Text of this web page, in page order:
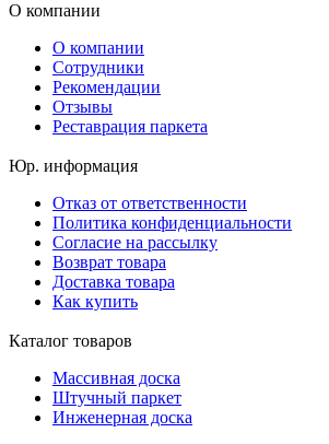
О компании
О компании
Сотрудники
Рекомендации
Отзывы
Реставрация паркета
Юр. информация
Отказ от ответственности
Политика конфиденциальности
Согласие на рассылку
Возврат товара
Доставка товара
Как купить
Каталог товаров
Массивная доска
Штучный паркет
Инженерная доска